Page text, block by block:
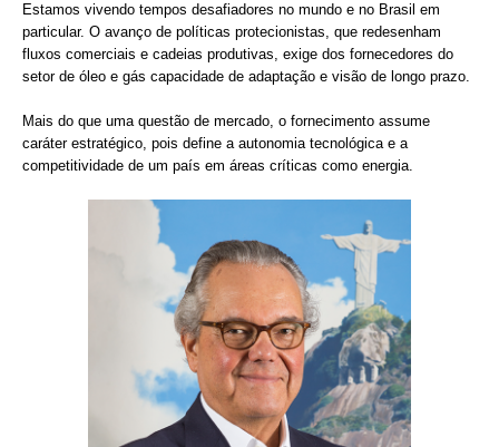
Estamos vivendo tempos desafiadores no mundo e no Brasil em
particular. O avanço de políticas protecionistas, que redesenham
fluxos comerciais e cadeias produtivas, exige dos fornecedores do
setor de óleo e gás capacidade de adaptação e visão de longo prazo.
Mais do que uma questão de mercado, o fornecimento assume
caráter estratégico, pois define a autonomia tecnológica e a
competitividade de um país em áreas críticas como energia.